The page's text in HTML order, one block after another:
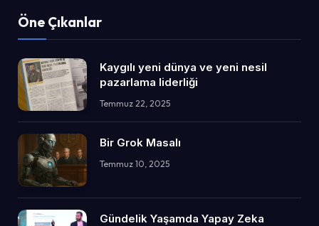
Öne Çıkanlar
Kaygılı yeni dünya ve yeni nesil
pazarlama liderliği
Temmuz 22, 2025
Bir Grok Masalı
Temmuz 10, 2025
Gündelik Yaşamda Yapay Zeka